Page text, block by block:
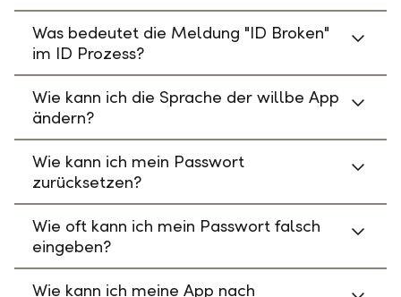
Was bedeutet die Meldung "ID Broken"
im ID Prozess?
Wie kann ich die Sprache der willbe App
ändern?
Wie kann ich mein Passwort
zurücksetzen?
Wie oft kann ich mein Passwort falsch
eingeben?
Wie kann ich meine App nach